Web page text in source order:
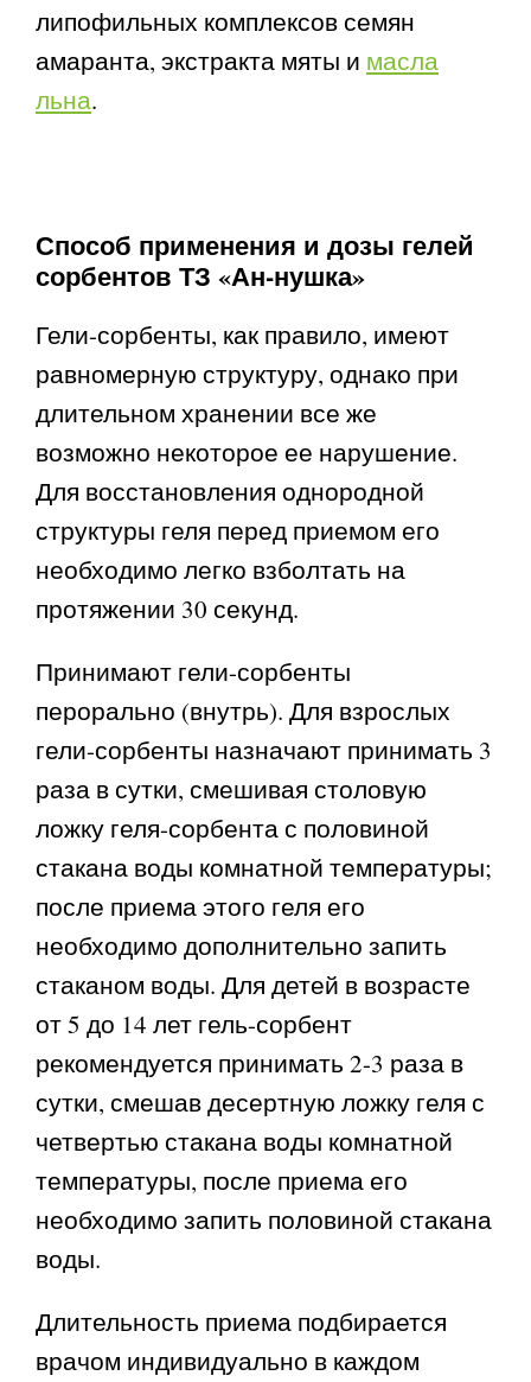
липофильных комплексов семян
амаранта, экстракта мяты и масла
льна.
Способ применения и дозы гелей
сорбентов ТЗ «Ан-нушка»
Гели-сорбенты, как правило, имеют
равномерную структуру, однако при
длительном хранении все же
возможно некоторое ее нарушение.
Для восстановления однородной
структуры геля перед приемом его
необходимо легко взболтать на
протяжении 30 секунд.
Принимают гели-сорбенты
перорально (внутрь). Для взрослых
гели-сорбенты назначают принимать 3
раза в сутки, смешивая столовую
ложку геля-сорбента с половиной
стакана воды комнатной температуры;
после приема этого геля его
необходимо дополнительно запить
стаканом воды. Для детей в возрасте
от 5 до 14 лет гель-сорбент
рекомендуется принимать 2-3 раза в
сутки, смешав десертную ложку геля с
четвертью стакана воды комнатной
температуры, после приема его
необходимо запить половиной стакана
воды.
Длительность приема подбирается
врачом индивидуально в каждом